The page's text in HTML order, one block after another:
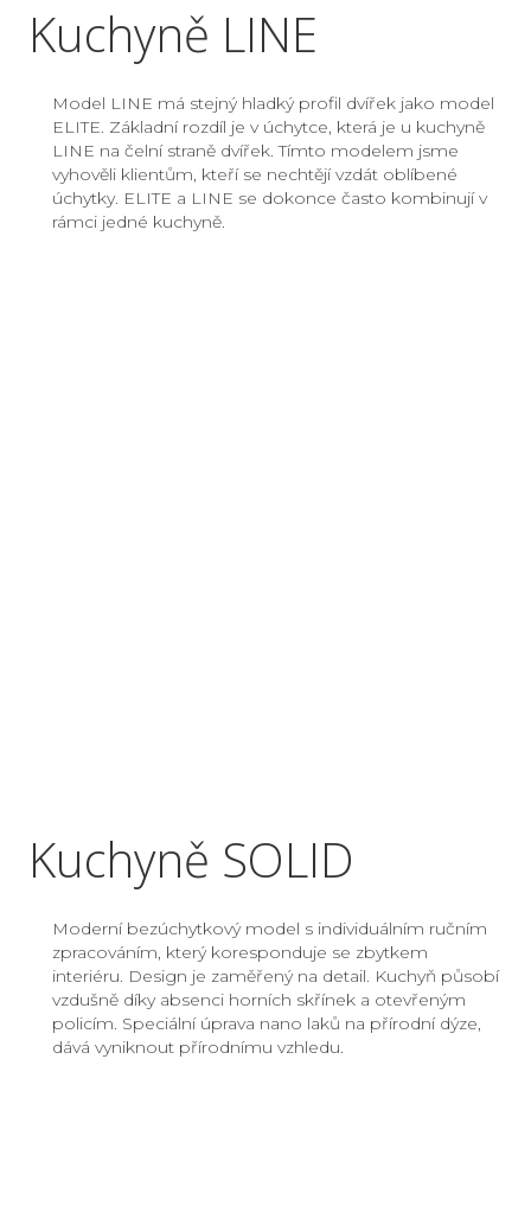
Kuchyně LINE
Model LINE má stejný hladký profil dvířek jako model
ELITE. Základní rozdíl je v úchytce, která je u kuchyně
LINE na čelní straně dvířek. Tímto modelem jsme
vyhověli klientům, kteří se nechtějí vzdát oblíbené
úchytky. ELITE a LINE se dokonce často kombinují v
rámci jedné kuchyně.
Kuchyně SOLID
Moderní bezúchytkový model s individuálním ručním
zpracováním, který koresponduje se zbytkem
interiéru. Design je zaměřený na detail. Kuchyň působí
vzdušně díky absenci horních skřínek a otevřeným
policím. Speciální úprava nano laků na přírodní dýze,
dává vyniknout přírodnímu vzhledu.